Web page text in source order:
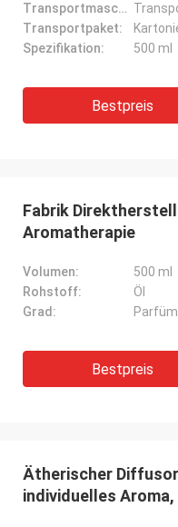
Transportmaschine:
Transportpaket:
Spezifikation:
500 ml
Bestpreis
Fabrik
Aromatherapie
Volumen:
500 ml
Rohstoff:
Öl
Grad:
Bestpreis
Ätherischer
individuelles